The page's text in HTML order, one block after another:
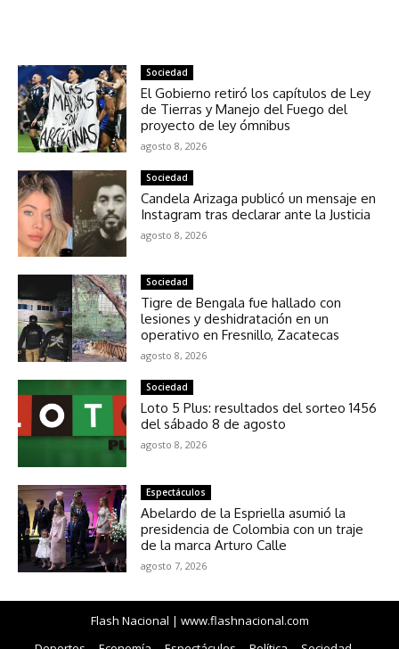
Sociedad
El Gobierno retiró los capítulos de Ley
de Tierras y Manejo del Fuego del
proyecto de ley ómnibus
agosto 8, 2026
Sociedad
Candela Arizaga publicó un mensaje en
Instagram tras declarar ante la Justicia
agosto 8, 2026
Sociedad
Tigre de Bengala fue hallado con
lesiones y deshidratación en un
operativo en Fresnillo, Zacatecas
agosto 8, 2026
Sociedad
Loto 5 Plus: resultados del sorteo 1456
del sábado 8 de agosto
agosto 8, 2026
Espectáculos
Abelardo de la Espriella asumió la
presidencia de Colombia con un traje
de la marca Arturo Calle
agosto 7, 2026
Flash Nacional | www.flashnacional.com